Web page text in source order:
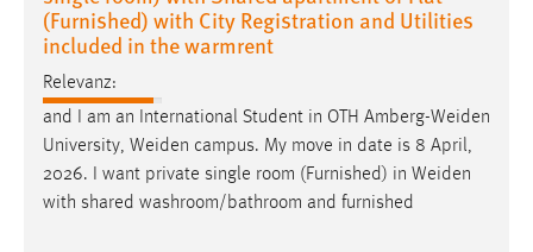
(Furnished) with City Registration and Utilities
included in the warmrent
Relevanz:
and I am an International Student in OTH Amberg-Weiden
University, Weiden campus. My move in date is 8 April,
2026. I want private single room (Furnished) in Weiden
with shared washroom/bathroom and furnished